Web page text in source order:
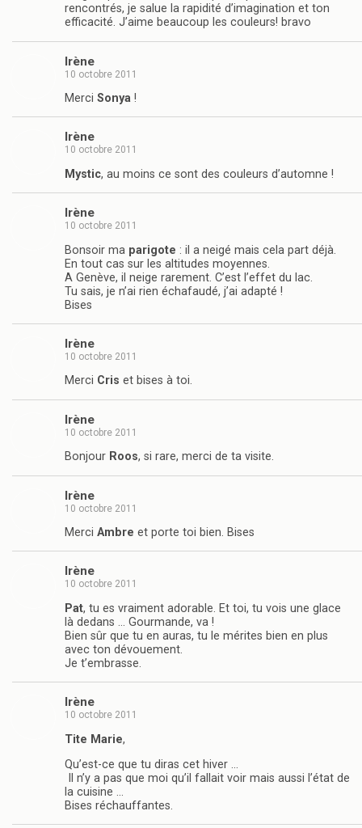
rencontrés, je salue la rapidité d’imagination et ton
efficacité. J’aime beaucoup les couleurs! bravo
Irène
10 octobre 2011
Merci Sonya !
Irène
10 octobre 2011
Mystic, au moins ce sont des couleurs d’automne !
Irène
10 octobre 2011
Bonsoir ma parigote : il a neigé mais cela part déjà.
En tout cas sur les altitudes moyennes.
A Genève, il neige rarement. C’est l’effet du lac.
Tu sais, je n’ai rien échafaudé, j’ai adapté !
Bises
Irène
10 octobre 2011
Merci Cris et bises à toi.
Irène
10 octobre 2011
Bonjour Roos, si rare, merci de ta visite.
Irène
10 octobre 2011
Merci Ambre et porte toi bien. Bises
Irène
10 octobre 2011
Pat, tu es vraiment adorable. Et toi, tu vois une glace
là dedans … Gourmande, va !
Bien sûr que tu en auras, tu le mérites bien en plus
avec ton dévouement.
Je t’embrasse.
Irène
10 octobre 2011
Tite Marie,
Qu’est-ce que tu diras cet hiver …
Il n’y a pas que moi qu’il fallait voir mais aussi l’état de
la cuisine …
Bises réchauffantes.